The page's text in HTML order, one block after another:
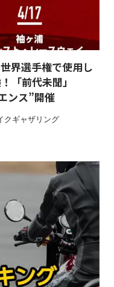
界選手権で使用し
「前代未聞」
ンス”開催
クギャザリング